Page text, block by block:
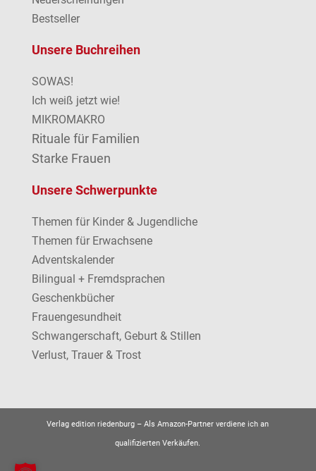
Bestseller
Unsere Buchreihen
SOWAS!
Ich weiß jetzt wie!
MIKROMAKRO
Rituale für Familien
Starke Frauen
Unsere Schwerpunkte
Themen für Kinder & Jugendliche
Themen für Erwachsene
Adventskalender
Bilingual + Fremdsprachen
Geschenkbücher
Frauengesundheit
Schwangerschaft, Geburt & Stillen
Verlust, Trauer & Trost
Verlag edition riedenburg –Als Amazon-Partner verdiene ich an
qualifizierten Verkäufen.